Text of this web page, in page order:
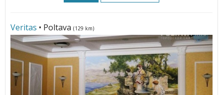
Veritas • Poltava (129 km)